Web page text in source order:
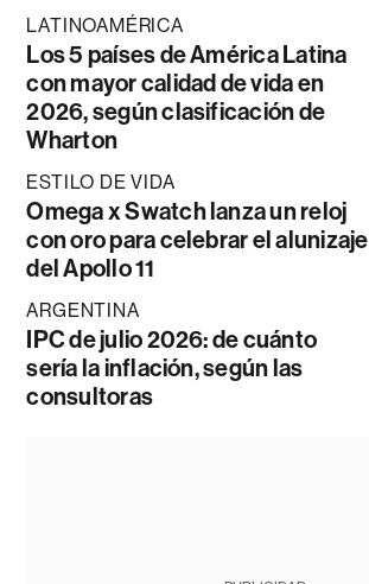
LATINOAMÉRICA
Los 5 países de América Latina
con mayor calidad de vida en
2026, según clasificación de
Wharton
ESTILO DE VIDA
Omega x Swatch lanza un reloj
con oro para celebrar el alunizaje
del Apollo 11
ARGENTINA
IPC de julio 2026: de cuánto
sería la inflación, según las
consultoras